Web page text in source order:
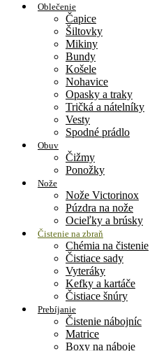
Oblečenie
Čapice
Šiltovky
Mikiny
Bundy
Košele
Nohavice
Opasky a traky
Tričká a nátelníky
Vesty
Spodné prádlo
Obuv
Čižmy
Ponožky
Nože
Nože Victorinox
Púzdra na nože
Ocieľky a brúsky
Čistenie na zbraň
Chémia na čistenie
Čistiace sady
Vyteráky
Kefky a kartáče
Čistiace šnúry
Prebíjanie
Čistenie nábojníc
Matrice
Boxy na náboje